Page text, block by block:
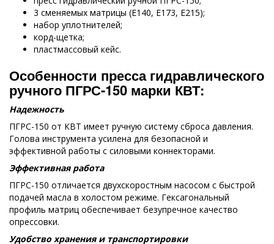
3 сменяемых матрицы (Е140, Е173, Е215);
набор уплотнителей;
корд-щетка;
пластмассовый кейс.
Особенности пресса гидравлического
ручного ПГРС-150 марки КВТ:
Надежность
ПГРС-150 от КВТ имеет ручную систему сброса давления.
Голова инструмента усилена для безопасной и
эффективной работы с силовыми коннекторами.
Эффективная работа
ПГРС-150 отличается двухскоростным насосом с быстрой
подачей масла в холостом режиме. Гексагональный
профиль матриц обеспечивает безупречное качество
опрессовки.
Удобство хранения и транспортировки